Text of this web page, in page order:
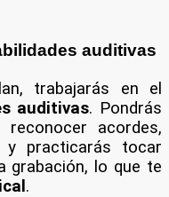
auditivas
trabajarás en el
auditivas. Pondrás
acordes,
practicarás tocar
grabación, lo que te
.